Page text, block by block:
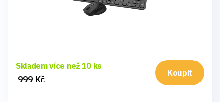
Skladem více než 10 ks
999 Kč
Koupit